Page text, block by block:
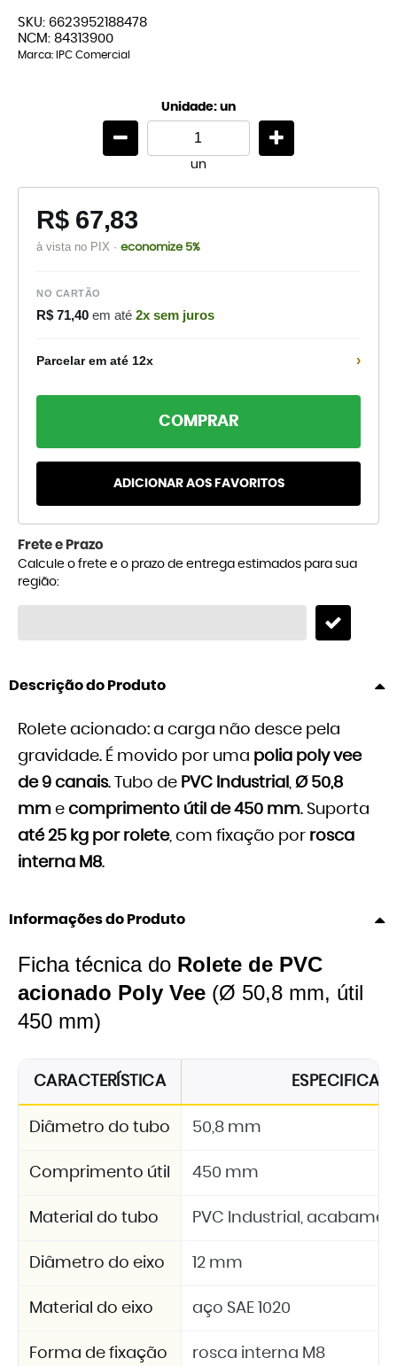
SKU: 6623952188478
NCM: 84313900
Marca: IPC Comercial
Unidade: un
un
R$ 67,83
à vista no PIX · economize 5%
NO CARTÃO
R$ 71,40 em até 2x sem juros
Parcelar em até 12x ›
COMPRAR
ADICIONAR AOS FAVORITOS
Frete e Prazo
Calcule o frete e o prazo de entrega estimados para sua
região:
Descrição do Produto
Rolete acionado: a carga não desce pela
gravidade. É movido por uma polia poly vee
de 9 canais. Tubo de PVC Industrial , Ø 50,8
mm e comprimento útil de 450 mm. Suporta
até 25 kg por rolete, com fixação por rosca
interna M8.
Informações do Produto
Ficha técnica do Rolete de PVC
acionado Poly Vee (Ø 50,8 mm, útil
450 mm)
CARACTERÍSTICA
Diâmetro do tubo 50,8 mm
Comprimento útil 450 mm
Material do tubo PVC Industrial,
Diâmetro do eixo 12 mm
Material do eixo aço SAE 1020
Forma de fixação rosca interna M8